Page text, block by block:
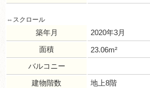
築年月
2020年3月
面積
23.06m²
バルコニー
建物階数
地上8階